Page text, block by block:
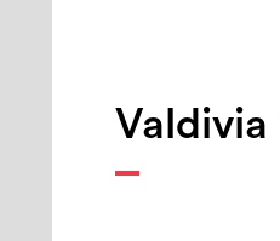
Valdivia